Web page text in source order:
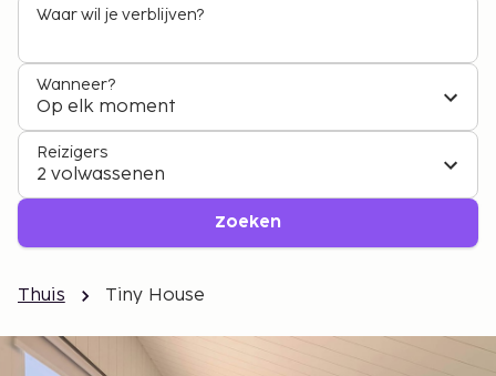
Waar wil je verblijven?
Wanneer?
Op elk moment
Reizigers
2 volwassenen
Zoeken
Thuis Tiny House